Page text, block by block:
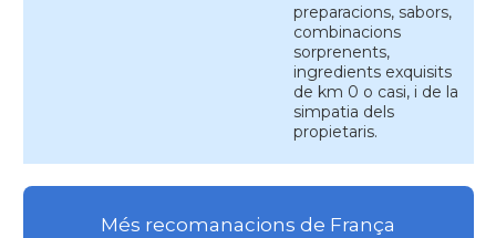
preparacions, sabors,
combinacions
sorprenents,
ingredients exquisits
de km 0 o casi, i de la
simpatia dels
propietaris.
Més recomanacions de França